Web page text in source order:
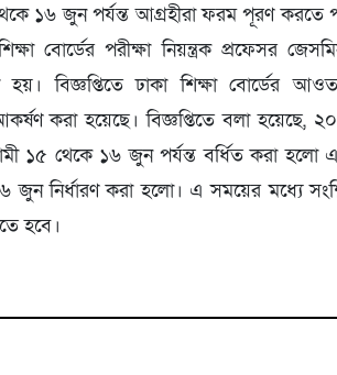
১৬ জুন পর্যন্ত আগ্রহীরা ফরম পূরণ করতে
বোর্ডের পরীক্ষা নিয়ন্ত্রক প্রফেসর
হয়। বিজ্ঞপ্তিতে ঢাকা শিক্ষা বোর্ডের
আকর্ষণ করা হয়েছে। বিজ্ঞপ্তিতে বলা
১৫ থেকে ১৬ জুন পর্যন্ত বর্ধিত করা হলো
নির্ধারণ করা হলো। এ সময়ের মধ্যে সংশ্লিষ্ট
হবে।